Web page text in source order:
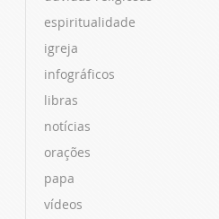
espiritualidade
igreja
infográficos
libras
notícias
orações
papa
vídeos